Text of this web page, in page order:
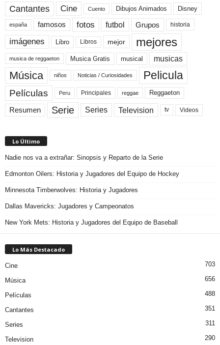
Cantantes Cine Cuento Dibujos Animados Disney
españa famosos fotos futbol Grupos historia
imágenes Libro Libros mejor mejores
musica de reggaeton Musica Gratis musical musicas
Música niños Noticias / Curiosidades Pelicula
Películas Peru Principales reggae Reggaeton
Resumen Serie Series Television tv Videos
Lo Último
Nadie nos va a extrañar: Sinopsis y Reparto de la Serie
Edmonton Oilers: Historia y Jugadores del Equipo de Hockey
Minnesota Timberwolves: Historia y Jugadores
Dallas Mavericks: Jugadores y Campeonatos
New York Mets: Historia y Jugadores del Equipo de Baseball
Lo Más Destacado
Cine 703
Música 656
Películas 488
Cantantes 351
Series 311
Television 290